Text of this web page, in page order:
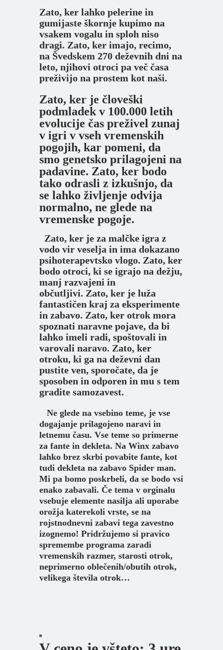
Zato, ker lahko pelerine in
gumijaste škornje kupimo na
vsakem vogalu in sploh niso
dragi. Zato, ker imajo, recimo,
na Švedskem 270 deževnih dni na
leto, njihovi otroci pa več časa
preživijo na prostem kot naši.
Zato, ker je človeški
podmladek v 100.000 letih
evolucije čas preživel zunaj
v igri v vseh vremenskih
pogojih, kar pomeni, da
smo genetsko prilagojeni na
padavine. Zato, ker bodo
tako odrasli z izkušnjo, da
se lahko življenje odvija
normalno, ne glede na
vremenske pogoje.
Zato, ker je za malčke igra z
vodo vir veselja in ima dokazano
psihoterapevtsko vlogo. Zato, ker
bodo otroci, ki se igrajo na dežju,
manj razvajeni in
občutljivi. Zato, ker je luža
fantastičen kraj za eksperimente
in zabavo. Zato, ker otrok mora
spoznati naravne pojave, da bi
lahko imeli radi, spoštovali in
varovali naravo. Zato, ker
otroku, ki ga na deževni dan
pustite ven, sporočate, da je
sposoben in odporen in mu s tem
gradite samozavest.
Ne glede na vsebino teme, je vse
dogajanje prilagojeno naravi in
letnemu času. Vse teme so primerne
za fante in dekleta. Na Winx zabavo
lahko brez skrbi povabite fante, kot
tudi dekleta na zabavo Spider man.
Mi pa bomo poskrbeli, da se bodo vsi
enako zabavali. Če tema v orginalu
vsebuje elemente nasilja ali uporabe
orožja katerekoli vrste, se na
rojstnodnevni zabavi tega zavestno
izognemo! Pridržujemo si pravico
spremembe programa zaradi
vremenskih razmer, starosti otrok,
neprimerno oblečenih/obutih otrok,
velikega števila otrok…